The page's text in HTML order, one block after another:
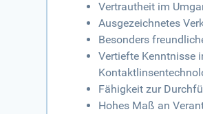
Vertrautheit im
Ausgezeichnetes
Besonders
Vertiefte Kenntnisse
Fähigkeit zur
Hohes Maß an